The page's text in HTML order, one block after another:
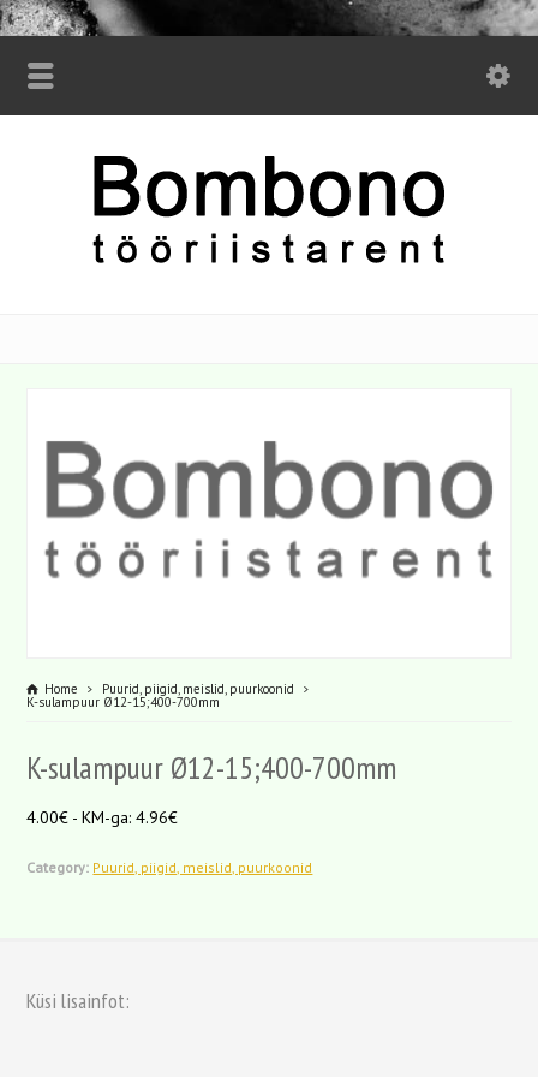
Home Puurid, piigid, meislid, puurkoonid
K-sulampuur Ø12-15;400-700mm
K-sulampuur Ø12-15;400-700mm
4.00€ - KM-ga: 4.96€
Category: Puurid, piigid, meislid, puurkoonid
Küsi lisainfot: